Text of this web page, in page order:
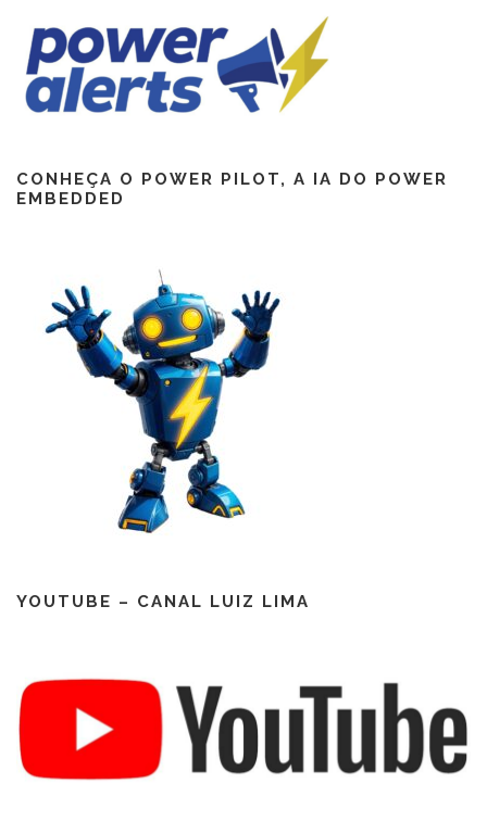
CONHEÇA O POWER PILOT, A IA DO POWER
EMBEDDED
YOUTUBE – CANAL LUIZ LIMA